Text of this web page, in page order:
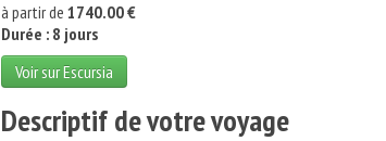
à partir de 1740.00 €
Durée : 8 jours
Voir sur Escursia
Descriptif de votre voyage